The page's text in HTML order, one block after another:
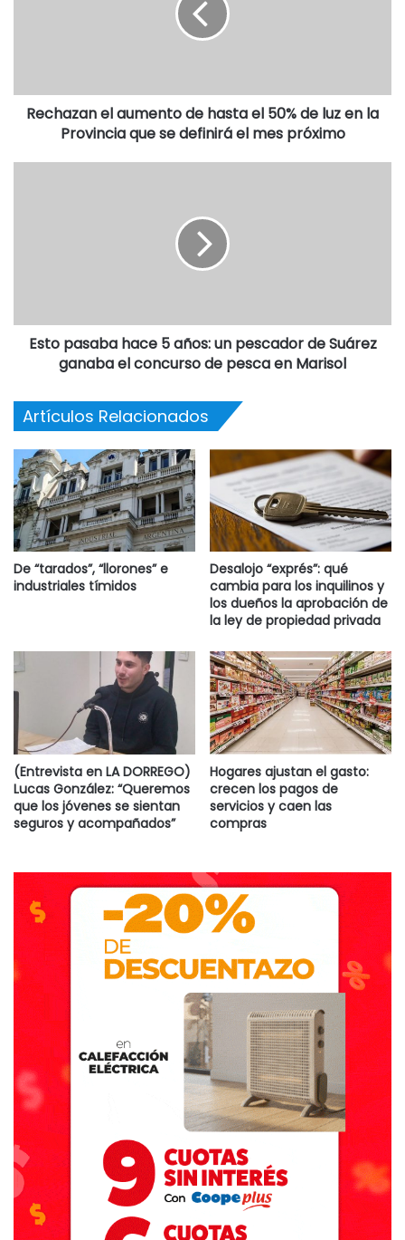
Rechazan el aumento de hasta el 50% de luz en la
Provincia que se definirá el mes próximo
Esto pasaba hace 5 años: un pescador de Suárez
ganaba el concurso de pesca en Marisol
Artículos Relacionados
De “tarados”, “llorones” e
industriales tímidos
Desalojo “exprés”: qué
cambia para los inquilinos y
los dueños la aprobación de
la ley de propiedad privada
(Entrevista en LA DORREGO)
Lucas González: “Queremos
que los jóvenes se sientan
seguros y acompañados”
Hogares ajustan el gasto:
crecen los pagos de
servicios y caen las
compras